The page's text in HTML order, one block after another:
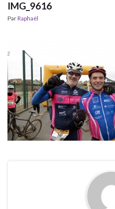
IMG_9616
ParRaphaël